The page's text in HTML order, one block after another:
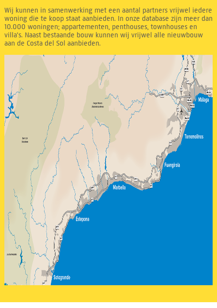
Wij kunnen in samenwerking met een aantal partners vrijwel iedere
woning die te koop staat aanbieden. In onze database zijn meer dan
10.000 woningen; appartementen, penthouses, townhouses en
villa's. Naast bestaande bouw kunnen wij vrijwel alle nieuwbouw
aan de Costa del Sol aanbieden.